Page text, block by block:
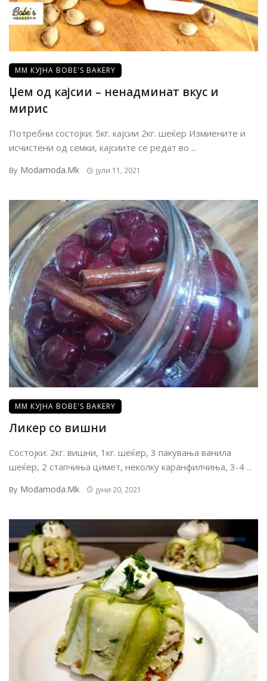
ММ КУЈНА BOBE'S BAKERY
Џем од кајсии – ненадминат вкус и
мирис
Потребни состојки: 5кг. кајсии 2кг. шеќер Измиените и
исчистени од семки, кајсиите се редат во ...
By Modamoda.mk јули 11, 2021
ММ КУЈНА BOBE'S BAKERY
Ликер со вишни
Состојки: 2кг. вишни, 1кг. шеќер, 3 пакувања ванила
шеќер, 2 стапчиња цимет, неколку каранфилчиња, 3-4 ...
By Modamoda.mk јуни 20, 2021